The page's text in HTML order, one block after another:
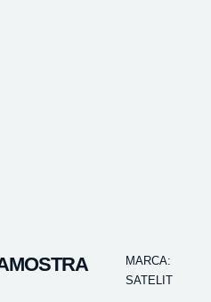
MARCA:
SATELIT